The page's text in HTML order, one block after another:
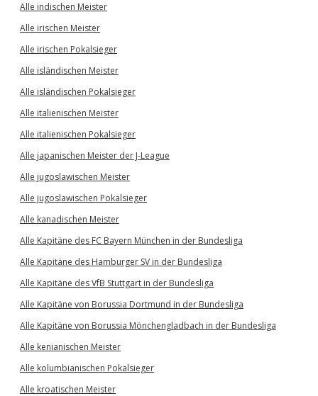
Alle indischen Meister
Alle irischen Meister
Alle irischen Pokalsieger
Alle isländischen Meister
Alle isländischen Pokalsieger
Alle italienischen Meister
Alle italienischen Pokalsieger
Alle japanischen Meister der J-League
Alle jugoslawischen Meister
Alle jugoslawischen Pokalsieger
Alle kanadischen Meister
Alle Kapitäne des FC Bayern München in der Bundesliga
Alle Kapitäne des Hamburger SV in der Bundesliga
Alle Kapitäne des VfB Stuttgart in der Bundesliga
Alle Kapitäne von Borussia Dortmund in der Bundesliga
Alle Kapitäne von Borussia Mönchengladbach in der Bundesliga
Alle kenianischen Meister
Alle kolumbianischen Pokalsieger
Alle kroatischen Meister